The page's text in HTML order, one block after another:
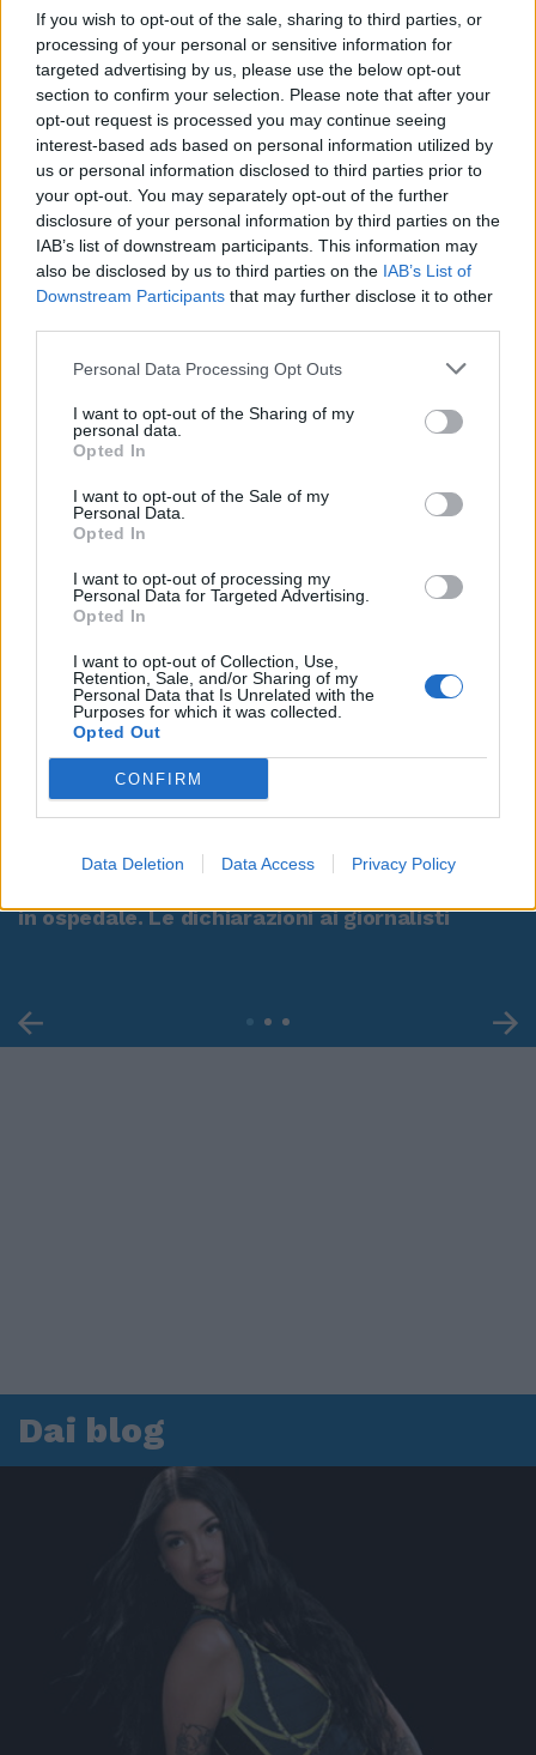
If you wish to opt-out of the sale, sharing to third parties, or
processing of your personal or sensitive information for
targeted advertising by us, please use the below opt-out
section to confirm your selection. Please note that after your
opt-out request is processed you may continue seeing
interest-based ads based on personal information utilized by
us or personal information disclosed to third parties prior to
your opt-out. You may separately opt-out of the further
disclosure of your personal information by third parties on the
IAB’s list of downstream participants. This information may
also be disclosed by us to third parties on the IAB’s List of
Downstream Participants that may further disclose it to other
Personal Data Processing Opt Outs
I want to opt-out of the Sharing of my
personal data.
Opted In
I want to opt-out of the Sale of my
Personal Data.
Opted In
I want to opt-out of processing my
Personal Data for Targeted Advertising.
Opted In
I want to opt-out of Collection, Use,
Retention, Sale, and/or Sharing of my
Personal Data that Is Unrelated with the
Purposes for which it was collected.
Opted Out
CONFIRM
Data Deletion Data Access Privacy Policy
in ospedale. Le dichiarazioni ai giornalisti
Dai blog